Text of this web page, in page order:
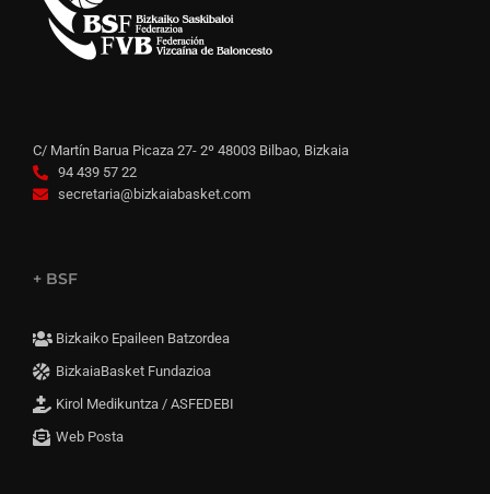
C/ Martín Barua Picaza 27- 2º 48003 Bilbao, Bizkaia
94 439 57 22
secretaria@bizkaiabasket.com
+ BSF
Bizkaiko Epaileen Batzordea
BizkaiaBasket Fundazioa
Kirol Medikuntza / ASFEDEBI
Web Posta